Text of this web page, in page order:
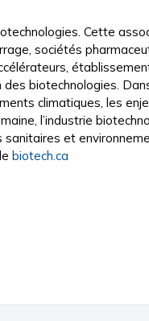
Cette
sociétés
biotechnologies.
climatiques, les
l’industrie
sanitaires et
biotech.ca